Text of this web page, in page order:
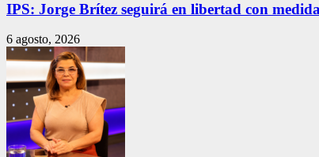
IPS: Jorge Brítez seguirá en libertad con
6 agosto, 2026